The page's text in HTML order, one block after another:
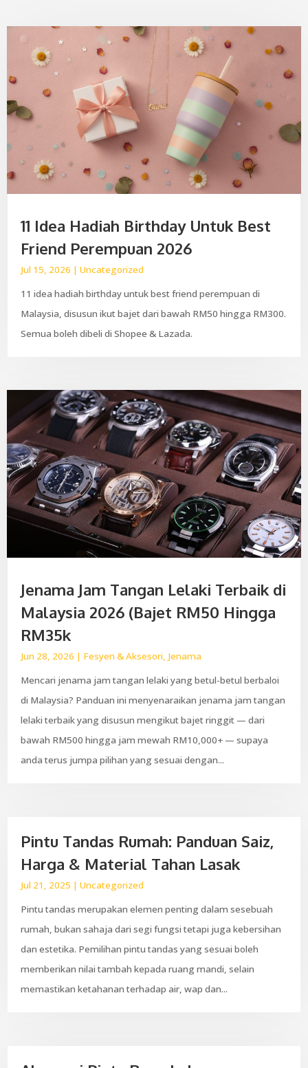
11 Idea Hadiah Birthday Untuk Best
Friend Perempuan 2026
Jul 15, 2026 |Uncategorized
11 idea hadiah birthday untuk best friend perempuan di
Malaysia, disusun ikut bajet dari bawah RM50 hingga RM300.
Semua boleh dibeli di Shopee & Lazada.
Jenama Jam Tangan Lelaki Terbaik di
Malaysia 2026 (Bajet RM50 Hingga
RM35k
Jun 28, 2026 | Fesyen & Aksesori, Jenama
Mencari jenama jam tangan lelaki yang betul-betul berbaloi
di Malaysia? Panduan ini menyenaraikan jenama jam tangan
lelaki terbaik yang disusun mengikut bajet ringgit — dari
bawah RM500 hingga jam mewah RM10,000+ — supaya
anda terus jumpa pilihan yang sesuai dengan...
Pintu Tandas Rumah: Panduan Saiz,
Harga & Material Tahan Lasak
Jul 21, 2025 |Uncategorized
Pintu tandas merupakan elemen penting dalam sesebuah
rumah, bukan sahaja dari segi fungsi tetapi juga kebersihan
dan estetika. Pemilihan pintu tandas yang sesuai boleh
memberikan nilai tambah kepada ruang mandi, selain
memastikan ketahanan terhadap air, wap dan...